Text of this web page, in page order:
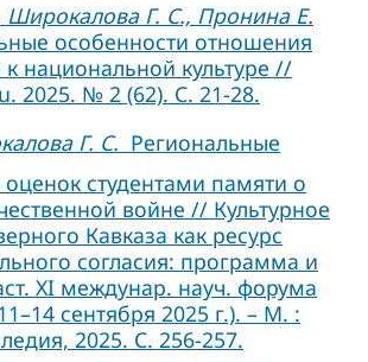
Г. С., Пронина Е.
особенности отношения
к национальной культуре //
2025. № 2 (62). С. 21-28.
Г. С. Региональные
студентами памяти о
войне // Культурное
Кавказа как ресурс
согласия: программа и
XI междунар. науч. форума
сентября 2025 г.). – М. :
2025. С. 256-257.